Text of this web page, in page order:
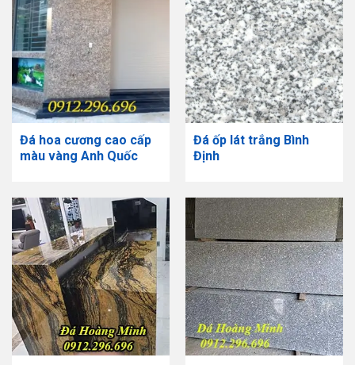
Đá hoa cương cao cấp
màu vàng Anh Quốc
Đá ốp lát trắng Bình
Định